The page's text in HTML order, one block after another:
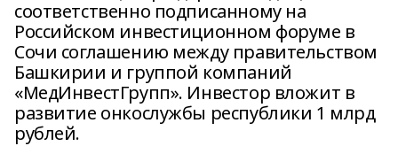
соответственно подписанному на
Российском инвестиционном форуме в
Сочи соглашению между правительством
Башкирии и группой компаний
«МедИнвестГрупп». Инвестор вложит в
развитие онкослужбы республики 1 млрд
рублей.